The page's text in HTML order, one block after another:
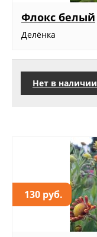
Флокс белый
Делёнка
Нет в наличии
130 руб.